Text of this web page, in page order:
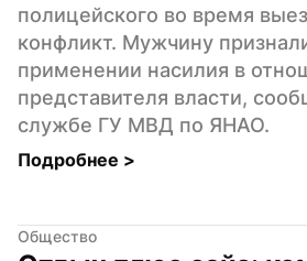
полицейского во время
конфликт. Мужчину
применении насилия в
представителя власти,
службе ГУ МВД по ЯНАО.
Подробнее >
Общество